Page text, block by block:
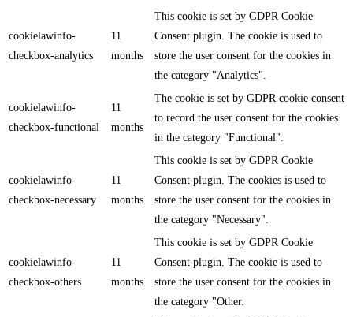
cookielawinfo-
checkbox-analytics
11
months
This cookie is set by GDPR Cookie
Consent plugin. The cookie is used to
store the user consent for the cookies in
the category "Analytics".
cookielawinfo-
checkbox-functional
11
months
The cookie is set by GDPR cookie consent
to record the user consent for the cookies
in the category "Functional".
cookielawinfo-
checkbox-necessary
11
months
This cookie is set by GDPR Cookie
Consent plugin. The cookies is used to
store the user consent for the cookies in
the category "Necessary".
cookielawinfo-
checkbox-others
11
months
This cookie is set by GDPR Cookie
Consent plugin. The cookie is used to
store the user consent for the cookies in
the category "Other.